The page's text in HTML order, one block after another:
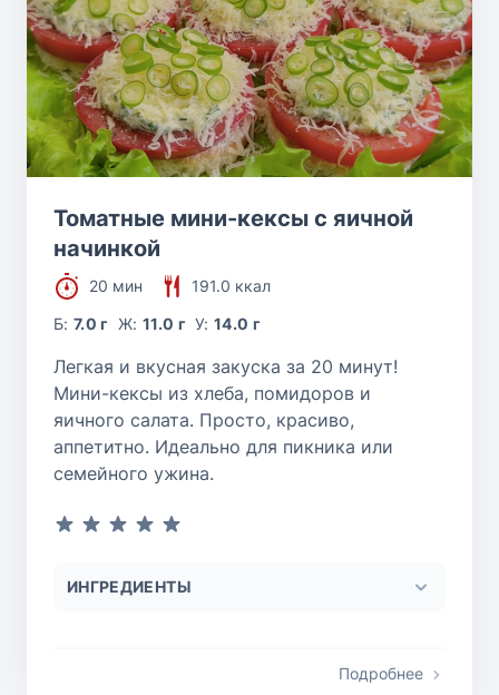
Томатные мини-кексы с яичной
начинкой
20 мин
191.0 ккал
Б:7.0 г Ж: 11.0 г У:14.0 г
Легкая и вкусная закуска за 20 минут!
Мини-кексы из хлеба, помидоров и
яичного салата. Просто, красиво,
аппетитно. Идеально для пикника или
семейного ужина.
ИНГРЕДИЕНТЫ
Подробнее